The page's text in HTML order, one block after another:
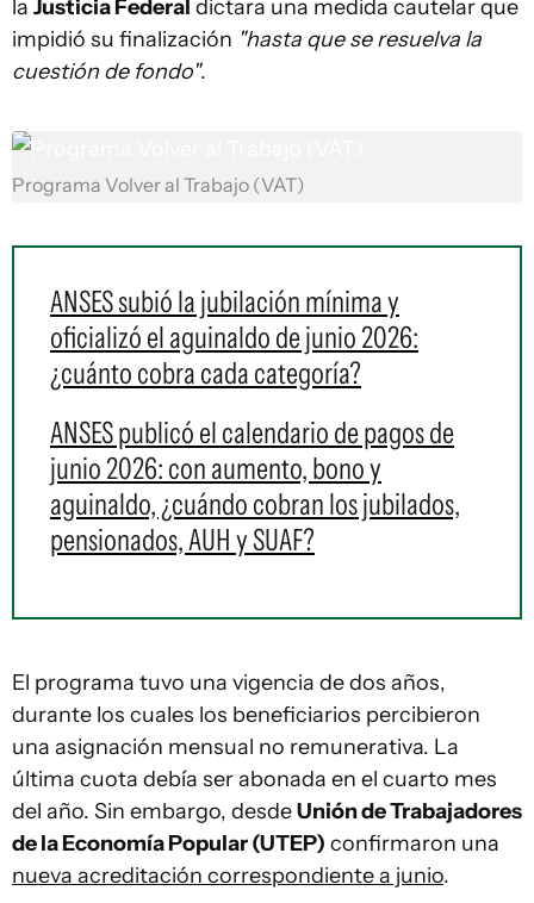
la Justicia Federal dictara una medida cautelar que
impidió su finalización "hasta que se resuelva la
cuestión de fondo".
Programa Volver al Trabajo (VAT)
ANSES subió la jubilación mínima y
oficializó el aguinaldo de junio 2026:
¿cuánto cobra cada categoría?
ANSES publicó el calendario de pagos de
junio 2026: con aumento, bono y
aguinaldo, ¿cuándo cobran los jubilados,
pensionados, AUH y SUAF?
El programa tuvo una vigencia de dos años,
durante los cuales los beneficiarios percibieron
una asignación mensual no remunerativa. La
última cuota debía ser abonada en el cuarto mes
del año. Sin embargo, desdeUnión de Trabajadores
de la Economía Popular (UTEP) confirmaron una
nueva acreditación correspondiente a junio.